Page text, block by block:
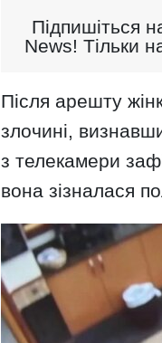
Підпишіться
News! Тільки
Після арешту
злочині,
з телекамери
вона зізналася